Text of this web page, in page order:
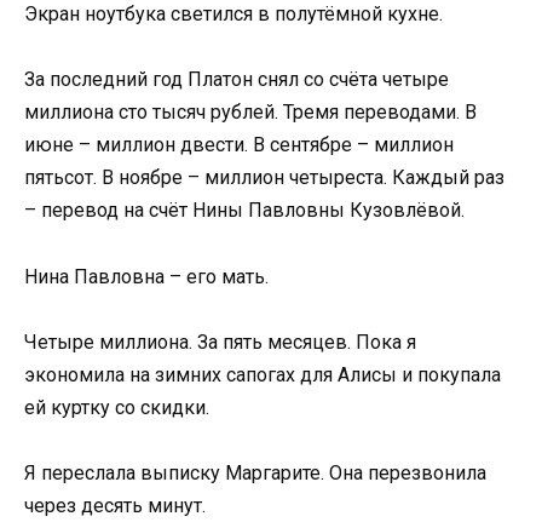
Экран ноутбука светился в полутёмной кухне.
За последний год Платон снял со счёта четыре
миллиона сто тысяч рублей. Тремя переводами. В
июне – миллион двести. В сентябре – миллион
пятьсот. В ноябре – миллион четыреста. Каждый раз
– перевод на счёт Нины Павловны Кузовлёвой.
Нина Павловна – его мать.
Четыре миллиона. За пять месяцев. Пока я
экономила на зимних сапогах для Алисы и покупала
ей куртку со скидки.
Я переслала выписку Маргарите. Она перезвонила
через десять минут.